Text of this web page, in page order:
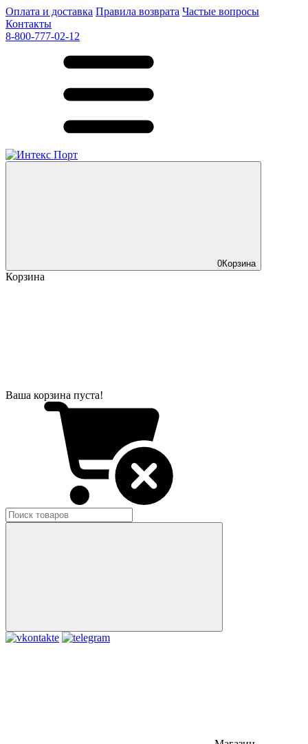
Оплата и доставка Правила возврата Частые вопросы
Контакты
8-800-777-02-12
0Корзина
Корзина
Ваша корзина пуста!